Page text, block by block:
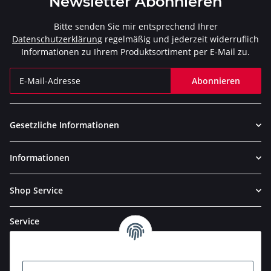
Bitte senden Sie mir entsprechend Ihrer
Datenschutzerklärung regelmäßig und jederzeit widerruflich
Informationen zu Ihrem Produktsortiment per E-Mail zu.
Abonnieren
Gesetzliche Informationen
Informationen
Shop Service
Service